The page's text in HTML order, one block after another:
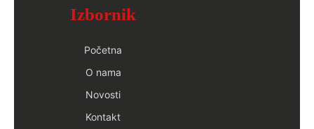
Izbornik
Početna
O nama
Novosti
Kontakt